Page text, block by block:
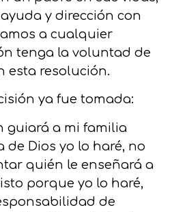
y dirección con
a cualquier
tenga la voluntad de
esta resolución.
ya fue tomada:
guiará a mi familia
Dios yo lo haré, no
quién le enseñará a
porque yo lo haré,
de